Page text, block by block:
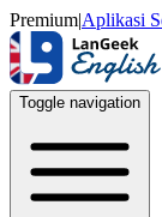
Premium|Aplikasi
Toggle navigation